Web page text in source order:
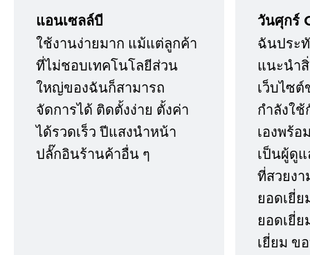
แอนเซลล์บี
ใช้งานง่ายมาก แม้แต่ลูกค้า
ที่ไม่ชอบเทคโนโลยีส่วน
ใหญ่ของฉันก็สามารถ
จัดการได้ ติดตั้งง่าย ตั้งค่า
ได้รวดเร็ว ปีแสงนำหน้า
ปลั๊กอินร้านค้าอื่น ๆ
วันศุกร์
ฉันประ
แนะนำ
เว็บไซ
กำลังใ
เองพร้
เป็นผู้ดูแ
ที่สวยง
ยอดเยี่ย
ยอดเยี่
เยี่ยม ข